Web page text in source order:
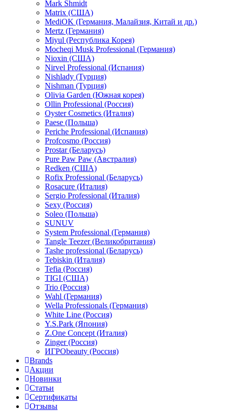
Mark Shmidt
Matrix (США)
MediOK (Германия, Малайзия, Китай и др.)
Mertz (Германия)
Miyul (Республика Корея)
Mocheqi Musk Professional (Германия)
Nioxin (США)
Nirvel Professional (Испания)
Nishlady (Турция)
Nishman (Турция)
Olivia Garden (Южная корея)
Ollin Professional (Россия)
Oyster Cosmetics (Италия)
Paese (Польша)
Periche Professional (Испания)
Profcosmo (Россия)
Prostar (Беларусь)
Pure Paw Paw (Австралия)
Redken (США)
Rofix Professional (Беларусь)
Rosacure (Италия)
Sergio Professional (Италия)
Sexy (Россия)
Soleo (Польша)
SUNUV
System Professional (Германия)
Tangle Teezer (Великобритания)
Tashe professional (Беларусь)
Tebiskin (Италия)
Tefia (Россия)
TIGI (США)
Trio (Россия)
Wahl (Германия)
Wella Professionals (Германия)
White Line (Россия)
Y.S.Park (Япония)
Z.One Concept (Италия)
Zinger (Россия)
ИГРОbeauty (Россия)
Brands
Акции
Новинки
Статьи
Сертификаты
Отзывы